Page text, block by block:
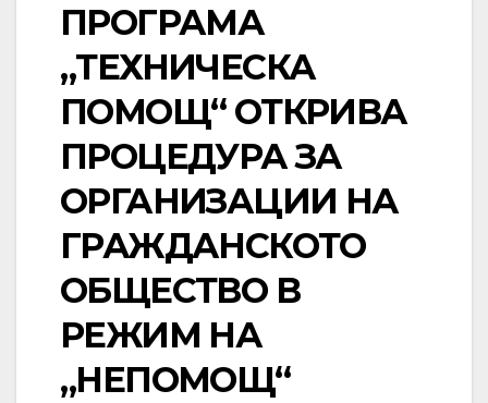
ПРОГРАМА
„ТЕХНИЧЕСКА
ПОМОЩ“ ОТКРИВА
ПРОЦЕДУРА ЗА
ОРГАНИЗАЦИИ НА
ГРАЖДАНСКОТО
ОБЩЕСТВО В
РЕЖИМ НА
„НЕПОМОЩ“